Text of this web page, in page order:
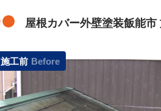
屋根カバー外壁塗装飯能市
施工前 Before